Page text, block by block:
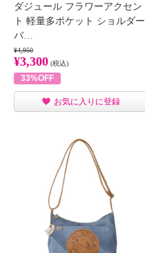
ダジュール フラワーアクセン
ト 軽量多ポケット ショルダー
バ…
¥4,950
¥3,300 (税込)
33%OFF
お気に入りに登録